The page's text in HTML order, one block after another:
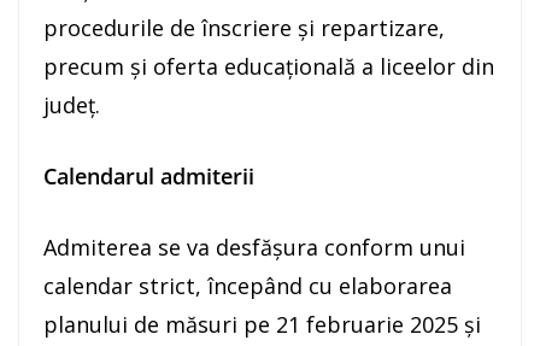
procedurile de înscriere și repartizare,
precum și oferta educațională a liceelor din
județ.
Calendarul admiterii
Admiterea se va desfășura conform unui
calendar strict, începând cu elaborarea
planului de măsuri pe 21 februarie 2025 și